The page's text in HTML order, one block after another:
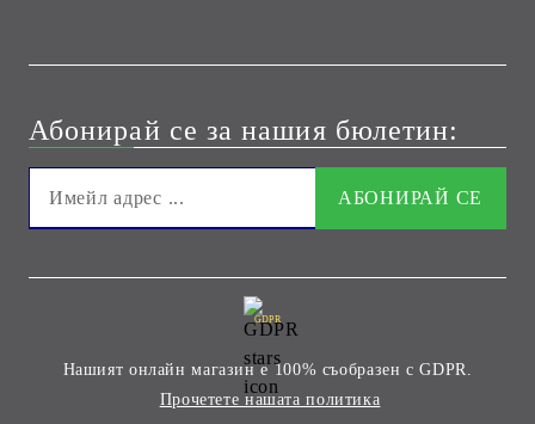
Абонирай се за нашия бюлетин:
GDPR
Нашият онлайн магазин е 100% съобразен с GDPR.
Прочетете нашата политика